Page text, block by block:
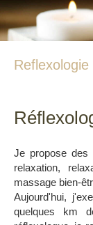
Je propose des
relaxation,
massage bien-
Aujourd'hui,
quelques km